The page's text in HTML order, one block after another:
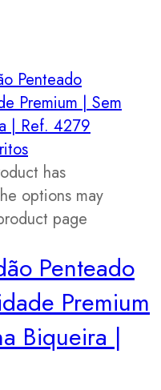
has
options may
page
Penteado
Premium
Biqueira |